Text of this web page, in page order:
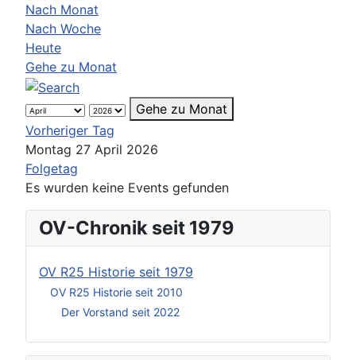
OV-Chronik seit 1979
OV R25 Historie seit 1979
OV R25 Historie seit 2010
Der Vorstand seit 2022
Nach Monat
Nach Woche
Heute
Gehe zu Monat
Gehe zu Monat
Vorheriger Tag
Montag 27 April 2026
Folgetag
Es wurden keine Events gefunden